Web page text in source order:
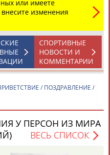
Андрей
Герман
Камиль
АБДУЛАЗИЗОВ
Загалав
АБДУЛБЕКОВ
Магомед
АБДУЛКАГИРОВ
Назир
АБДУЛЛАЕВ
или имеете
изменения
СПОРТИВНЫЕ
НОВОСТИ И
КОММЕНТАРИИ
/ ПОЗДРАВЛЕНИЕ /
У ПЕРСОН ИЗ МИРА
ВЕСЬ СПИСОК